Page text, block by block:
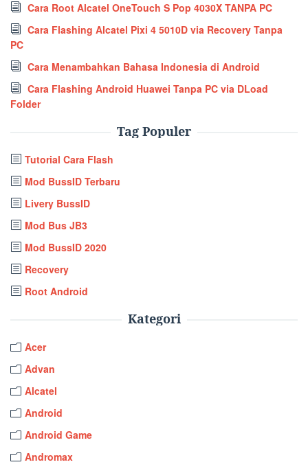
Cara Root Alcatel OneTouch S Pop 4030X TANPA PC
Cara Flashing Alcatel Pixi 4 5010D via Recovery Tanpa
PC
Cara Menambahkan Bahasa Indonesia di Android
Cara Flashing Android Huawei Tanpa PC via DLoad
Folder
Tag Populer
Tutorial Cara Flash
Mod BussID Terbaru
Livery BussID
Mod Bus JB3
Mod BussID 2020
Recovery
Root Android
Kategori
Acer
Advan
Alcatel
Android
Android Game
Andromax